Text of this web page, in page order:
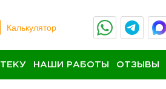
Калькулятор
НАШИ РАБОТЫ ОТЗЫВЫ